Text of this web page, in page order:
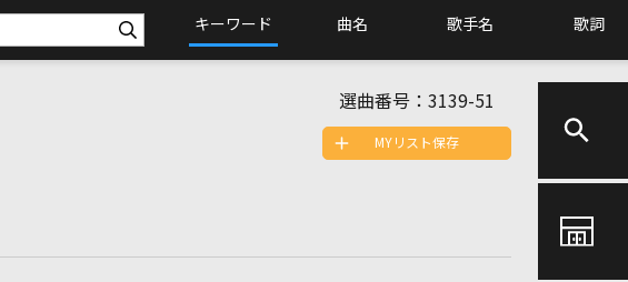
キーワード 曲名 歌手名 歌詞
選曲番号： 3139-51
MYリスト保存